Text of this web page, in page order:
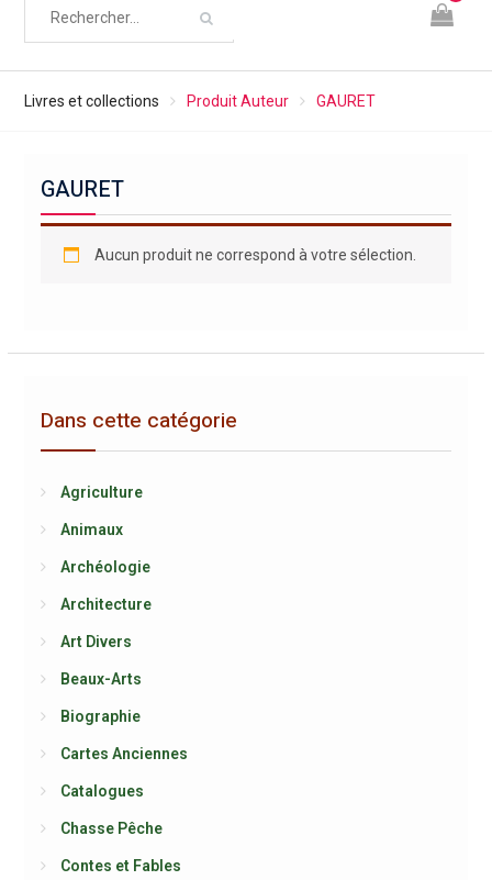
Livres et collections Produit Auteur GAURET
GAURET
Aucun produit ne correspond à votre sélection.
Dans cette catégorie
Agriculture
Animaux
Archéologie
Architecture
Art Divers
Beaux-Arts
Biographie
Cartes Anciennes
Catalogues
Chasse Pêche
Contes et Fables